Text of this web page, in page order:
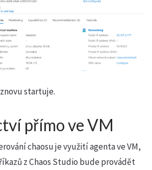
startuje.
přímo ve VM
chaosu je využití agenta ve VM,
z Chaos Studio bude provádět